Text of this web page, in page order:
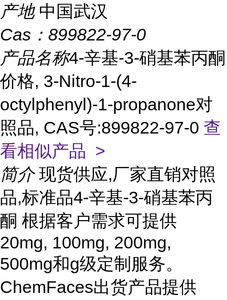
产地 中国武汉
Cas： 899822-97-0
产品名称4-辛基-3-硝基苯丙酮
价格, 3-Nitro-1-(4-
octylphenyl)-1-propanone对
照品, CAS号:899822-97-0 查
看相似产品 >
简介 现货供应,厂家直销对照
品,标准品4-辛基-3-硝基苯丙
酮 根据客户需求可提供
20mg, 100mg, 200mg,
500mg和g级定制服务。
ChemFaces出货产品提供